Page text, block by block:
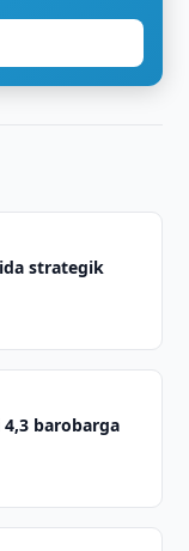
strategik
barobarga